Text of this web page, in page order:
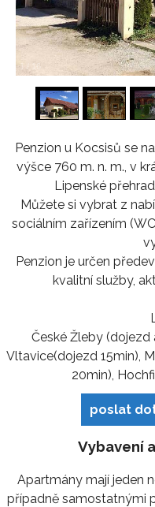
1 16
Penzion u Kocsisů se
výšce 760 m. n. m., v
Lipenské
Můžete si vybrat z
sociálním zařízením
Penzion je určen
kvalitní služby,
České Žleby (dojezd
Vltavice(dojezd 15min),
20min),
poslat
Vybavení
Apartmány mají jeden
případně samostatnými